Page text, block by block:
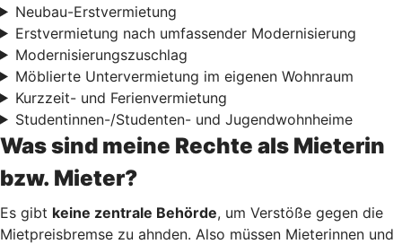
Neubau-Erstvermietung
Erstvermietung nach umfassender Modernisierung
Modernisierungszuschlag
Möblierte Untervermietung im eigenen Wohnraum
Kurzzeit- und Ferienvermietung
Studentinnen-/Studenten- und Jugendwohnheime
Was sind meine Rechte als Mieterin
bzw. Mieter?
Es gibt keine zentrale Behörde, um Verstöße gegen die
Mietpreisbremse zu ahnden. Also müssen Mieterinnen und